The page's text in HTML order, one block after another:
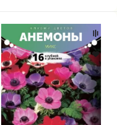
МИКС
16
штук